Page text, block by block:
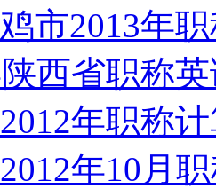
市2013年
西省职称
年职称
年10月